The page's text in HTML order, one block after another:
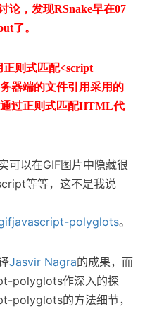
论，发现RSnake早在07
了。
正则式匹配<script
器端的文件引用采用的
过正则式匹配HTML代
可以在GIF图片中隐藏很
等等，这不是我说
polyglots。
Jasvir Nagra的成果，而
polyglots作深入的探
polyglots的方法细节，